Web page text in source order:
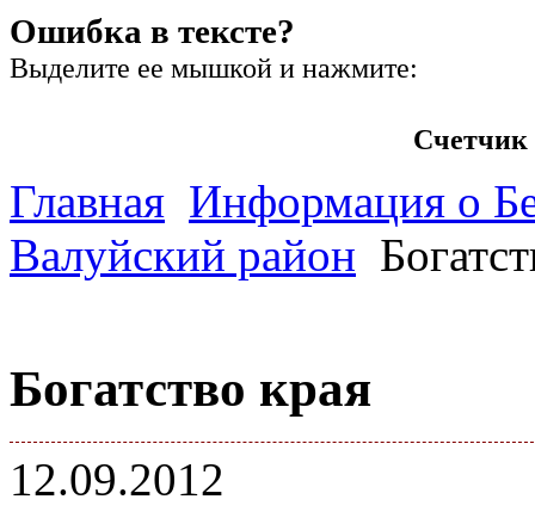
Ошибка в тексте?
Выделите ее мышкой и нажмите:
Счетчик
Главная Информация о
Валуйский район
Богатство края
12.09.2012